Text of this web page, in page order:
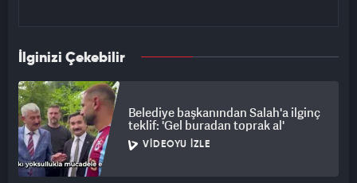
İlginizi Çekebilir
Belediye başkanından Salah'a ilginç
teklif: 'Gel buradan toprak al'
VIDEOYU İZLE